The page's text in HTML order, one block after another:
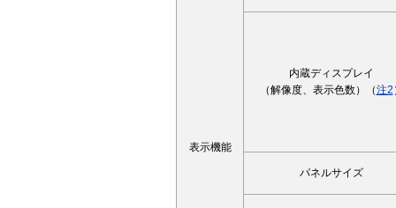
表示機能
内蔵ディスプレイ
（解像度、表示色数）（注2
パネルサイズ